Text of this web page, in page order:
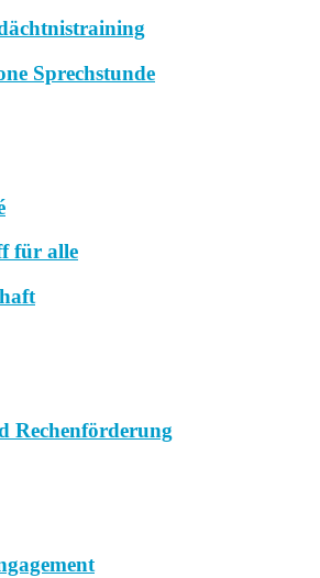
Sprechstunde
für alle
Rechenförderung